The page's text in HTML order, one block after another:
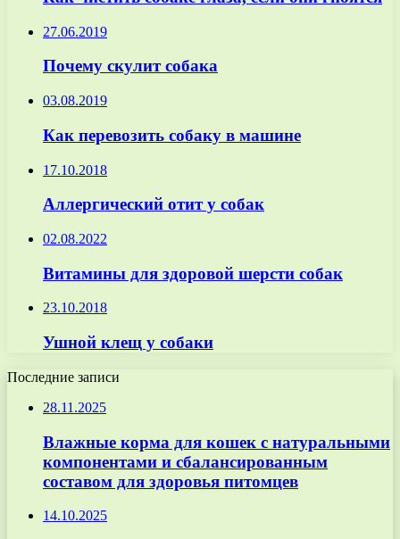
27.06.2019
Почему скулит собака
03.08.2019
Как перевозить собаку в машине
17.10.2018
Аллергический отит у собак
02.08.2022
Витамины для здоровой шерсти собак
23.10.2018
Ушной клещ у собаки
Последние записи
28.11.2025
Влажные корма для кошек с натуральными
компонентами и сбалансированным
составом для здоровья питомцев
14.10.2025